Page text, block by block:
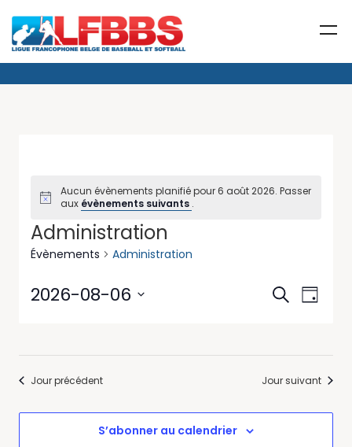
Aucun évènements planifié pour 6 août 2026. Passer
aux évènements suivants .
Administration
Évènements Administration
de
vues
Recherche
Jour
2026-08-06
Jour précédent Jour suivant
S’abonner au calendrier